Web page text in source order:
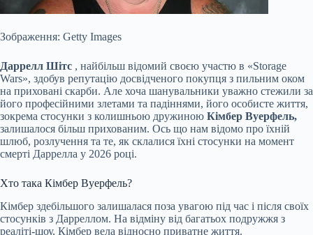
Зображення: Getty Images
Даррелл Шітс , найбільш відомий своєю участю в «Storage
Wars», здобув репутацію досвідченого покупця з пильним оком
на приховані скарби. Але хоча шанувальники уважно стежили за
його професійними злетами та падіннями, його особисте життя,
зокрема стосунки з колишньою дружиною Кімбер Вуерфель,
залишалося більш прихованим. Ось що нам відомо про їхній
шлюб, розлучення та те, як склалися їхні стосунки на момент
смерті Даррелла у 2026 році.
Хто така Кімбер Вуерфель?
Кімбер здебільшого залишалася поза увагою під час і після своїх
стосунків з Дарреллом. На відміну від багатьох подружжя з
реаліті-шоу, Кімбер вела відносно приватне життя.